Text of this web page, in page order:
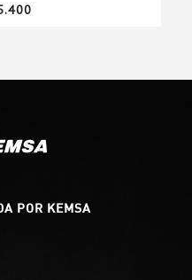
POR KEMSA